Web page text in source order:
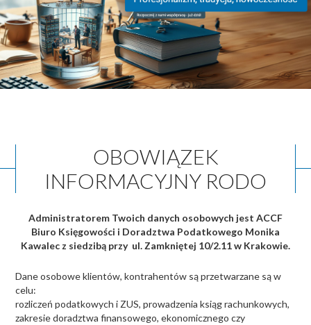
OBOWIĄZEK
INFORMACYJNY RODO
Administratorem Twoich danych osobowych jest ACCF
Biuro Księgowości i Doradztwa Podatkowego Monika
Kawalec z siedzibą przy ul. Zamkniętej 10/2.11 w Krakowie.
Dane osobowe klientów, kontrahentów są przetwarzane są w
celu:
rozliczeń podatkowych i ZUS, prowadzenia ksiąg rachunkowych,
zakresie doradztwa finansowego, ekonomicznego czy